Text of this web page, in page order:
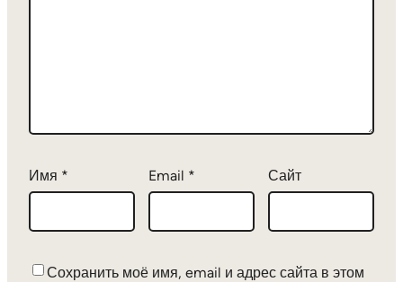
Имя * Email * Сайт
Сохранить моё имя, email и адрес сайта в этом